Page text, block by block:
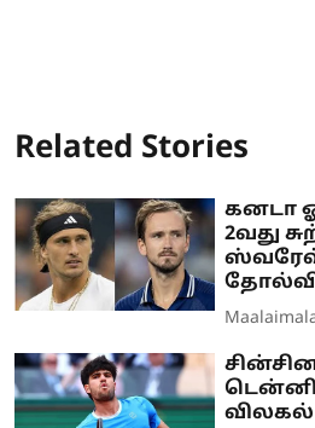
Related Stories
கனடா
2வது
ஸ்வரேவ்
விலகல்